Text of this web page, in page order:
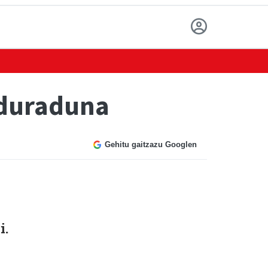
Gehitu gaitzazu Googlen